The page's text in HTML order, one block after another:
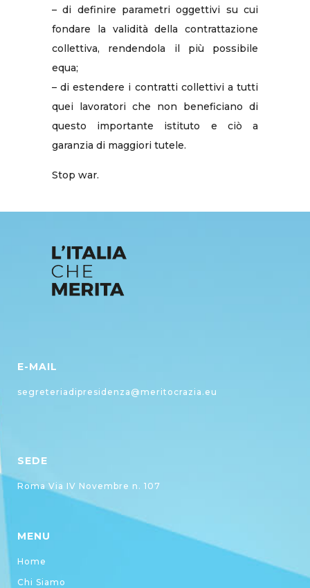
– di definire parametri oggettivi su cui
fondare la validità della contrattazione
collettiva, rendendola il più possibile
equa;
– di estendere i contratti collettivi a tutti
quei lavoratori che non beneficiano di
questo importante istituto e ciò a
garanzia di maggiori tutele.
Stop war.
E-MAIL
segreteriadipresidenza@meritocrazia.eu
SEDE
Roma Via IV Novembre n. 107
MENU
Home
Chi Siamo